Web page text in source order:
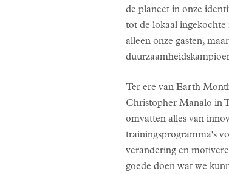
de planeet in onze
tot de lokaal ingekochte
alleen onze gasten,
Ter ere van Earth
Christopher Manalo in
omvatten alles van
trainingsprogramma's
verandering en
goede doen wat we